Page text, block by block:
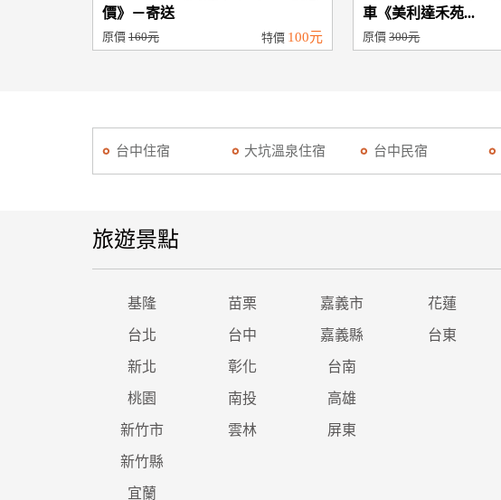
價》－寄送
原價 160元 特價 100元
車《美利達禾苑...
原價300元
台中住宿 大坑溫泉住宿 台中民宿
旅遊景點
基隆 苗栗 嘉義市 花蓮
台北 台中 嘉義縣 台東
新北 彰化 台南
桃園 南投 高雄
新竹市 雲林 屏東
新竹縣
宜蘭